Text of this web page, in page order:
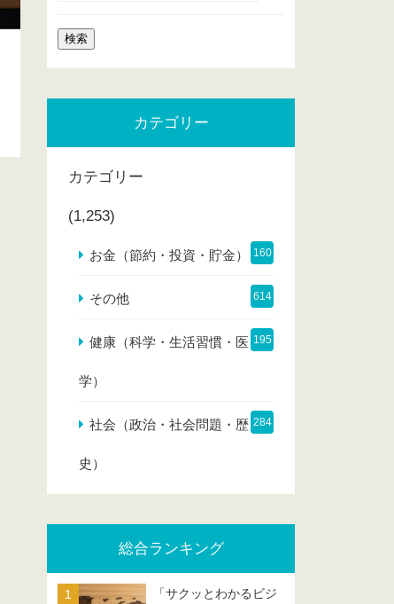
カテゴリー
カテゴリー
(1,253)
お金（節約・投資・貯金） 160
その他 614
健康（科学・生活習慣・医
学）
195
社会（政治・社会問題・歴
史）
284
総合ランキング
「サクッとわかるビジ